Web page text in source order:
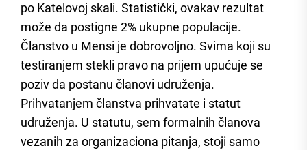
po Katelovoj skali. Statistički, ovakav rezultat
može da postigne 2% ukupne populacije.
Članstvo u Mensi je dobrovoljno. Svima koji su
testiranjem stekli pravo na prijem upućuje se
poziv da postanu članovi udruženja.
Prihvatanjem članstva prihvatate i statut
udruženja. U statutu, sem formalnih članova
vezanih za organizaciona pitanja, stoji samo